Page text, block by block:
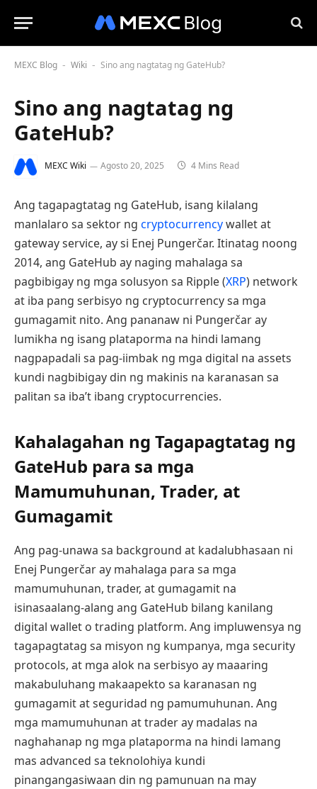
MEXC Blog - Wiki - Sino ang nagtatag ng GateHub?
Sino ang nagtatag ng
GateHub?
MEXC Wiki Agosto 20, 2025 4 Mins Read
Ang tagapagtatag ng GateHub, isang kilalang
manlalaro sa sektor ng cryptocurrencywallet at
gateway service, ay si Enej Pungerčar. Itinatag noong
2014, ang GateHub ay naging mahalaga sa
pagbibigay ng mga solusyon sa Ripple (XRP) network
at iba pang serbisyo ng cryptocurrency sa mga
gumagamit nito. Ang pananaw ni Pungerčar ay
lumikha ng isang plataporma na hindi lamang
nagpapadali sa pag-iimbak ng mga digital na assets
kundi nagbibigay din ng makinis na karanasan sa
palitan sa iba’t ibang cryptocurrencies.
Kahalagahan ng Tagapagtatag ng
GateHub para sa mga
Mamumuhunan, Trader, at
Gumagamit
Ang pag-unawa sa background at kadalubhasaan ni
Enej Pungerčar ay mahalaga para sa mga
mamumuhunan, trader, at gumagamit na
isinasaalang-alang ang GateHub bilang kanilang
digital wallet o trading platform. Ang impluwensya ng
tagapagtatag sa misyon ng kumpanya, mga security
protocols, at mga alok na serbisyo ay maaaring
makabuluhang makaapekto sa karanasan ng
gumagamit at seguridad ng pamumuhunan. Ang
mga mamumuhunan at trader ay madalas na
naghahanap ng mga plataporma na hindi lamang
mas advanced sa teknolohiya kundi
pinangangasiwaan din ng pamunuan na may